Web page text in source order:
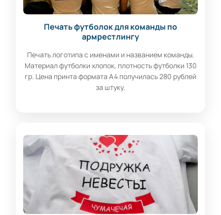
Печать футболок для команды по
армрестлингу
Печать логотипа с именами и названием команды.
Материал футболки хлопок, плотность футболки 130
гр. Цена принта формата А4 получилась 280 рублей
за штуку.